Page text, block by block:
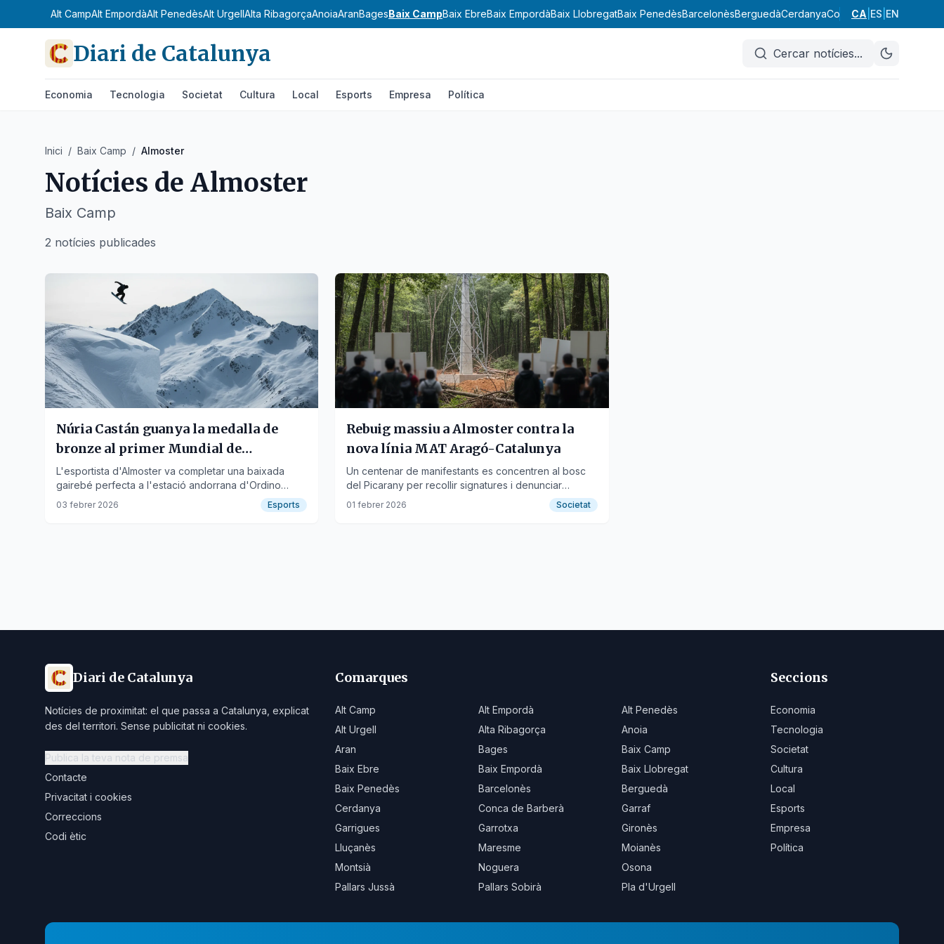
Alt CampAlt EmpordàAlt PenedèsAlt UrgellAlta RibagorçaAnoiaAranBagesBaix CampBaix EbreBaix EmpordàBaix LlobregatBaix PenedèsBarcelonèsBerguedàCerdanyaConca de Barberà
CA ES EN
Diari de Catalunya Cercar notícies...
Economia Tecnologia Societat Cultura Local Esports Empresa Política
Inici / Baix Camp / Almoster
Notícies de Almoster
Baix Camp
2 notícies publicades
Núria Castán guanya la medalla de
bronze al primer Mundial de
Snowboard de la història
L'esportista d'Almoster va completar una baixada
gairebé perfecta a l'estació andorrana d'Ordino
Arcalís.
03 febrer 2026 Esports
Rebuig massiu a Almoster contra la
nova línia MAT Aragó-Catalunya
Un centenar de manifestants es concentren al bosc
del Picarany per recollir signatures i denunciar
l'opacitat del projecte.
01 febrer 2026 Societat
Diari de Catalunya
Notícies de proximitat: el que passa a Catalunya, explicat
des del territori. Sense publicitat ni cookies.
Publica la teva nota de premsa
Contacte
Privacitat i cookies
Correccions
Codi ètic
Comarques
Alt Camp Alt Empordà
Alt Penedès
Alt Urgell
Alta Ribagorça
Anoia
Aran
Bages
Baix Camp
Baix Ebre
Baix Empordà
Baix Llobregat
Baix Penedès
Barcelonès
Berguedà
Cerdanya
Conca de Barberà
Garraf
Garrigues
Garrotxa
Gironès
Lluçanès
Maresme
Moianès
Montsià
Noguera
Osona
Pallars Jussà
Pallars Sobirà Pla d'Urgell
Seccions
Economia
Tecnologia
Societat
Cultura
Local
Esports
Empresa
Política